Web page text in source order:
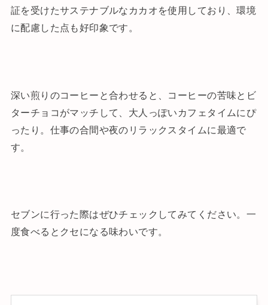
証を受けたサステナブルなカカオを使用しており、環境
に配慮した点も好印象です。
深い煎りのコーヒーと合わせると、コーヒーの苦味とビ
ターチョコがマッチして、大人っぽいカフェタイムにぴ
ったり。仕事の合間や夜のリラックスタイムに最適で
す。
セブンに行った際はぜひチェックしてみてください。一
度食べるとクセになる味わいです。